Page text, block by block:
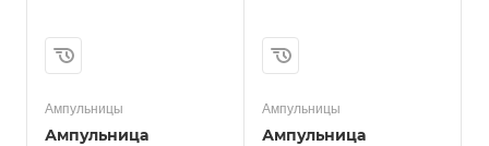
Ампульницы
Ампульница
Ампульницы
Ампульница